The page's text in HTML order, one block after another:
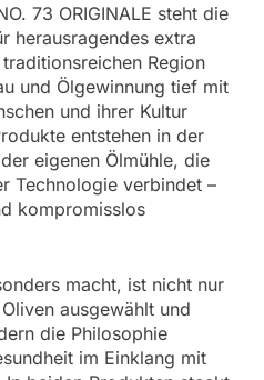
73 ORIGINALE steht die
herausragendes extra
Region
und Ölgewinnung tief mit
und ihrer Kultur
entstehen in der
eigenen Ölmühle, die
Technologie verbindet –
kompromisslos
macht, ist nicht nur
ausgewählt und
die Philosophie
im Einklang mit